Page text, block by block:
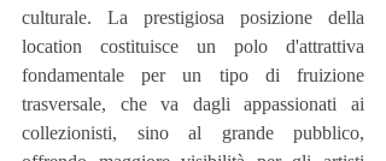
culturale. La prestigiosa posizione della
location costituisce un polo d'attrattiva
fondamentale per un tipo di fruizione
trasversale, che va dagli appassionati ai
collezionisti, sino al grande pubblico,